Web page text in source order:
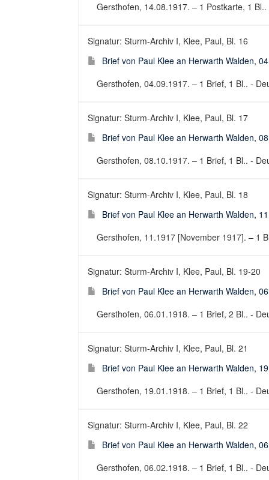
Gersthofen, 14.08.1917. – 1 Postkarte, 1
Signatur: Sturm-Archiv I, Klee, Paul, Bl. 16
Brief von Paul Klee an Herwarth Walden,
Gersthofen, 04.09.1917. – 1 Brief, 1 Bl.. -
Signatur: Sturm-Archiv I, Klee, Paul, Bl. 17
Brief von Paul Klee an Herwarth Walden,
Gersthofen, 08.10.1917. – 1 Brief, 1 Bl.. -
Signatur: Sturm-Archiv I, Klee, Paul, Bl. 18
Brief von Paul Klee an Herwarth Walden,
Gersthofen, 11.1917 [November 1917]. – 1
Signatur: Sturm-Archiv I, Klee, Paul, Bl. 19-20
Brief von Paul Klee an Herwarth Walden,
Gersthofen, 06.01.1918. – 1 Brief, 2 Bl.. -
Signatur: Sturm-Archiv I, Klee, Paul, Bl. 21
Brief von Paul Klee an Herwarth Walden,
Gersthofen, 19.01.1918. – 1 Brief, 1 Bl.. -
Signatur: Sturm-Archiv I, Klee, Paul, Bl. 22
Brief von Paul Klee an Herwarth Walden,
Gersthofen, 06.02.1918. – 1 Brief, 1 Bl.. -